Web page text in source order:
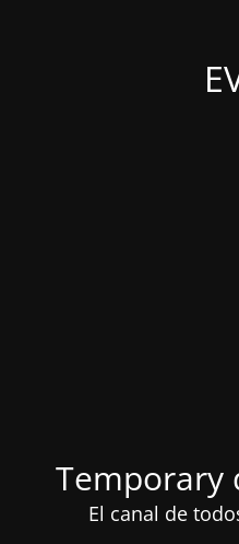
Temporary
El canal de